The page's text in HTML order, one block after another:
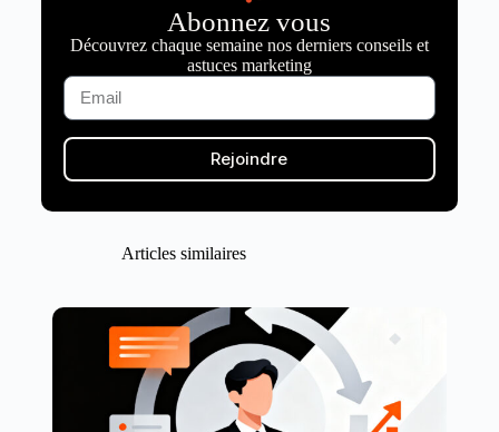
Abonnez vous
Découvrez chaque semaine nos derniers conseils et
astuces marketing
Rejoindre
Articles similaires